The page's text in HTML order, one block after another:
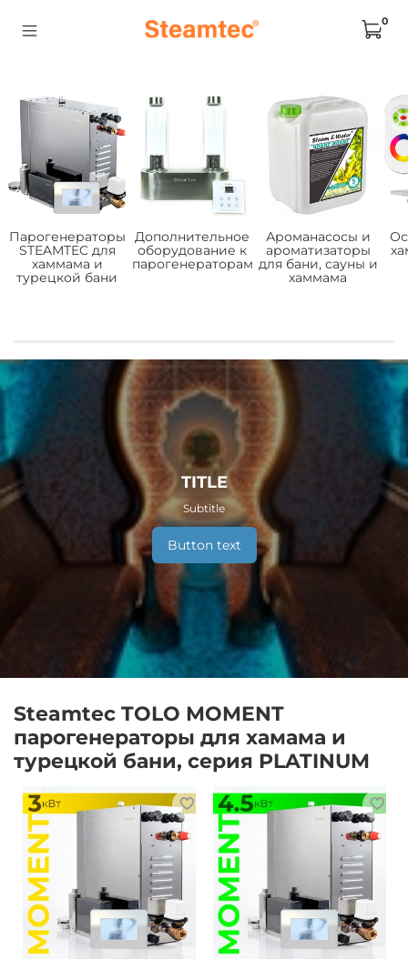
0
Парогенераторы
STEAMTEC для
хаммама и
турецкой бани
Дополнительное
оборудование к
парогенераторам
Ароманасосы и
ароматизаторы
для бани, сауны и
хаммама
TITLE
Subtitle
Button text
Steamtec TOLO MOMENT
парогенераторы для хамама и
турецкой бани, серия PLATINUM